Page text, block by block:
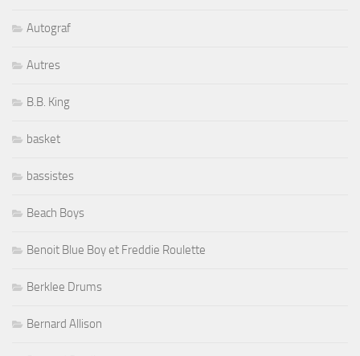
Autograf
Autres
B.B. King
basket
bassistes
Beach Boys
Benoit Blue Boy et Freddie Roulette
Berklee Drums
Bernard Allison